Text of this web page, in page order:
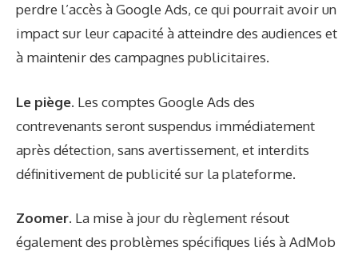
perdre l’accès à Google Ads, ce qui pourrait avoir un
impact sur leur capacité à atteindre des audiences et
à maintenir des campagnes publicitaires.
Le piège. Les comptes Google Ads des
contrevenants seront suspendus immédiatement
après détection, sans avertissement, et interdits
définitivement de publicité sur la plateforme.
Zoomer. La mise à jour du règlement résout
également des problèmes spécifiques liés à AdMob